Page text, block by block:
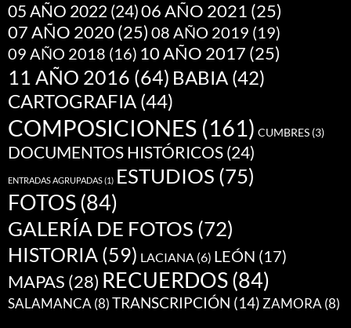
05 AÑO 2022 (24)06 AÑO 2021 (25)
07 AÑO 2020 (25) 08 AÑO 2019 (19)
09 AÑO 2018 (16) 10 AÑO 2017 (25)
11 AÑO 2016 (64) BABIA (42)
CARTOGRAFIA (44)
COMPOSICIONES (161) CUMBRES (3)
DOCUMENTOS HISTÓRICOS(24)
ENTRADAS AGRUPADAS(1) ESTUDIOS (75)
FOTOS(84)
GALERÍA DE FOTOS (72)
HISTORIA (59) LACIANA (6) LEÓN (17)
MAPAS (28) RECUERDOS(84)
SALAMANCA (8)TRANSCRIPCIÓN (14) ZAMORA (8)